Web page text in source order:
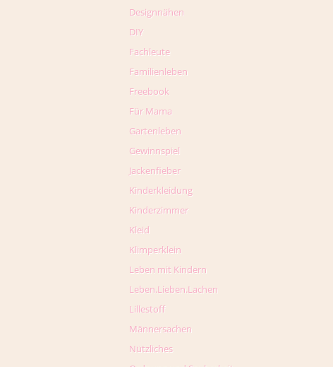
Designnähen
DIY
Fachleute
Familienleben
Freebook
Für Mama
Gartenleben
Gewinnspiel
Jackenfieber
Kinderkleidung
Kinderzimmer
Kleid
Klimperklein
Leben mit Kindern
Leben.Lieben.Lachen
Lillestoff
Männersachen
Nützliches